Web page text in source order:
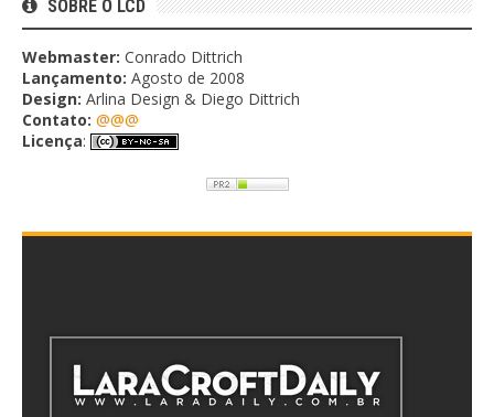
SOBRE O LCD
Webmaster: Conrado Dittrich
Lançamento: Agosto de 2008
Design: Arlina Design & Diego Dittrich
Contato: @@@
Licença: